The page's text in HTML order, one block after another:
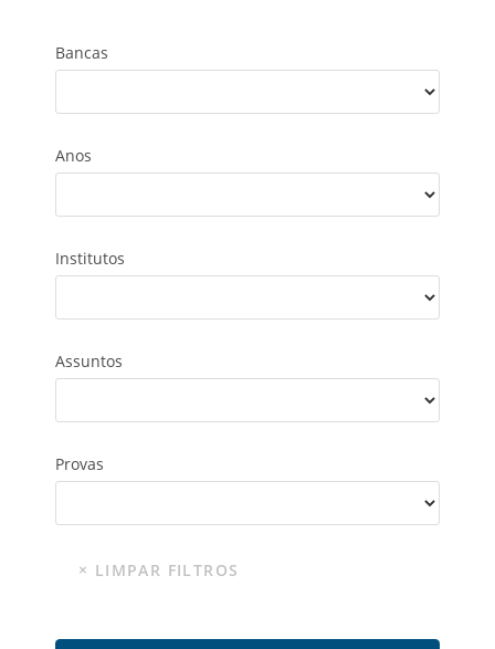
Bancas
Anos
Institutos
Assuntos
Provas